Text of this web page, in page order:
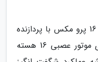
گوشی های آیفون 16 پرو و آیفون 16 پرو مکس با پردازنده
A18 Pro عرضه می شوند که دارای موتور عصبی 16 هسته